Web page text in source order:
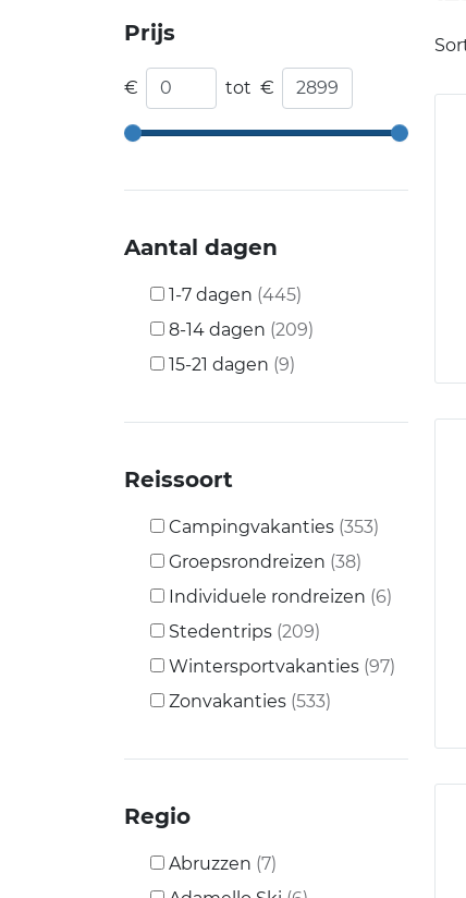
Prijs
€ tot €
Aantal dagen
1-7 dagen (445)
8-14 dagen (209)
15-21 dagen (9)
Reissoort
Campingvakanties (353)
Groepsrondreizen (38)
Individuele rondreizen (6)
Stedentrips (209)
Wintersportvakanties (97)
Zonvakanties (533)
Regio
Abruzzen (7)